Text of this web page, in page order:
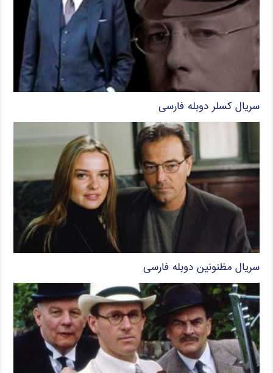
سریال کسلر دوبله فارسی
سریال مظنونین دوبله فارسی